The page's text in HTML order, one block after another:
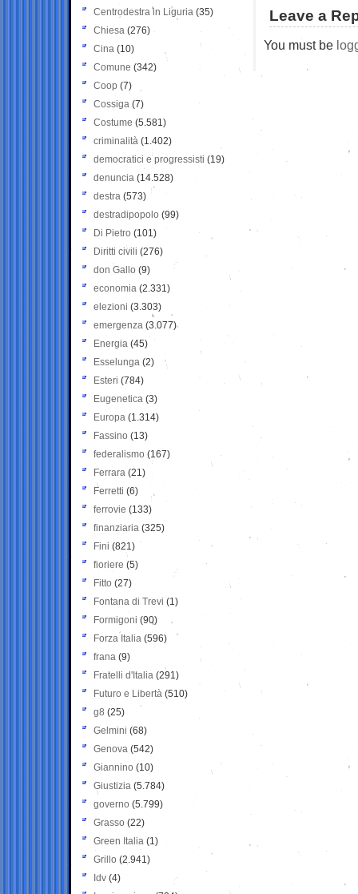
Leave a
You must be
Centrodestra in Liguria (35)
Chiesa (276)
Cina (10)
Comune (342)
Coop (7)
Cossiga (7)
Costume (5.581)
criminalità (1.402)
democratici e progressisti (19)
denuncia (14.528)
destra (573)
destradipopolo (99)
Di Pietro (101)
Diritti civili (276)
don Gallo (9)
economia (2.331)
elezioni (3.303)
emergenza (3.077)
Energia (45)
Esselunga (2)
Esteri (784)
Eugenetica (3)
Europa (1.314)
Fassino (13)
federalismo (167)
Ferrara (21)
Ferretti (6)
ferrovie (133)
finanziaria (325)
Fini (821)
fioriere (5)
Fitto (27)
Fontana di Trevi (1)
Formigoni (90)
Forza Italia (596)
frana (9)
Fratelli d'Italia (291)
Futuro e Libertà (510)
g8 (25)
Gelmini (68)
Genova (542)
Giannino (10)
Giustizia (5.784)
governo (5.799)
Grasso (22)
Green Italia (1)
Grillo (2.941)
Idv (4)